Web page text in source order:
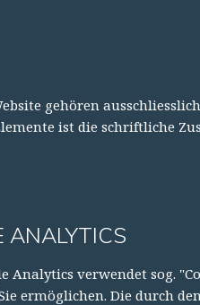
gehören ausschliesslich
ist die schriftliche
ANALYTICS
Analytics verwendet sog.
ermöglichen. Die durch